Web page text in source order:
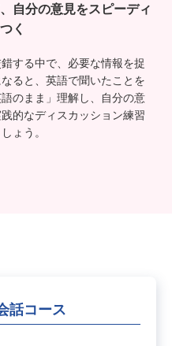
自分の意見をスピーディ
く
する中で、必要な情報を捉
ると、英語で聞いたことを
のまま」理解し、自分の意
的なディスカッション練習
ょう。
話コース